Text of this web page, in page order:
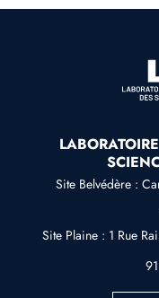
Site Belvédère :
Site Plaine : 1 Rue